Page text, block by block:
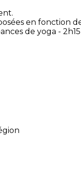
en fonction
de yoga -